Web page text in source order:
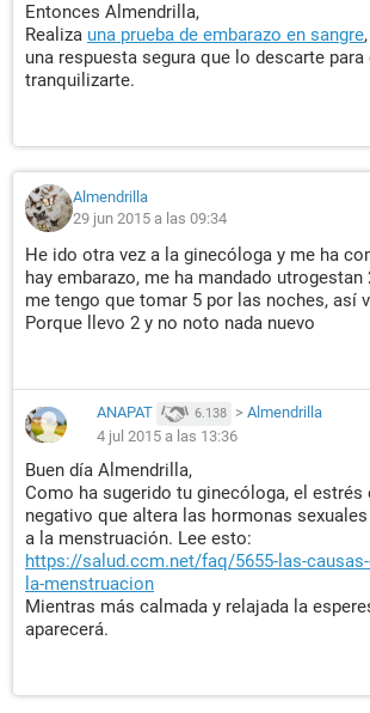
Entonces Almendrilla,
Realiza una prueba de embarazo en sangre
una respuesta segura que lo descarte para
tranquilizarte.
Almendrilla
29 jun 2015 a las 09:34
He ido otra vez a la ginecóloga y me ha
hay embarazo, me ha mandado utrogestan
me tengo que tomar 5 por las noches, así
Porque llevo 2 y no noto nada nuevo
ANAPAT 6.138 > Almendrilla
4 jul 2015 a las 13:36
Buen día Almendrilla,
Como ha sugerido tu ginecóloga, el estrés
negativo que altera las hormonas
a la menstruación. Lee esto:
https://salud.ccm.net/faq/5655-las-causas-
la-menstruacion
Mientras más calmada y relajada la
aparecerá.